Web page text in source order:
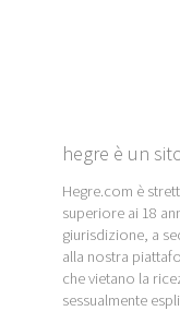
hegre è un
Hegre.com è
superiore ai 18
giurisdizione, a
alla nostra
che vietano la
sessualmente